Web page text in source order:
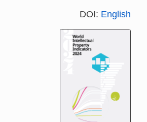
DOI: English